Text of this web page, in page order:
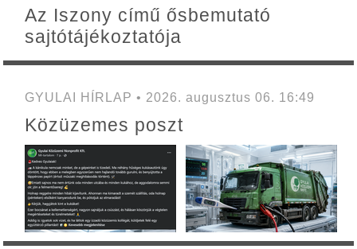
Az Iszony című ősbemutató
sajtótájékoztatója
GYULAI HÍRLAP • 2026. augusztus 06. 16:49
Közüzemes poszt